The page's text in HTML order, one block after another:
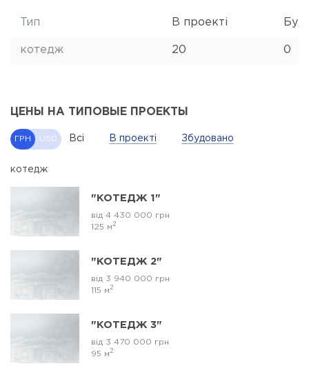
Тип В проекті
котедж 20 0
ЦЕНЫ НА ТИПОВЫЕ ПРОЕКТЫ
ГРН USD Всі В проекті Збудовано
котедж
"КОТЕДЖ 1"
від 4 430 000 грн
125 м 2
"КОТЕДЖ 2"
від 3 940 000 грн
115 м 2
"КОТЕДЖ 3"
від 3 470 000 грн
95 м 2